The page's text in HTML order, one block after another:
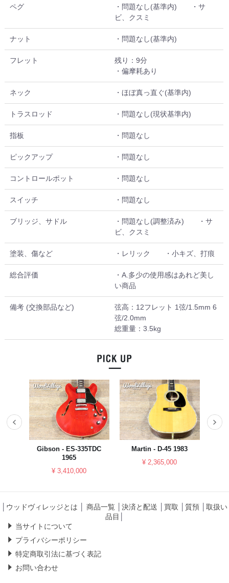
ペグ
・問題なし(基準内) ・サ
ビ、クスミ
ナット ・問題なし(基準内)
フレット
残り：9分
・偏摩耗あり
ネック ・ほぼ真っ直ぐ(基準内)
トラスロッド ・問題なし(現状基準内)
指板 ・問題なし
ピックアップ ・問題なし
コントロールポット ・問題なし
スイッチ ・問題なし
ブリッジ、サドル
・問題なし(調整済み) ・サ
ビ、クスミ
塗装、傷など ・レリック ・小キズ、打痕
総合評価
・A.多少の使用感はあれど美し
い商品
備考 (交換部品など)
弦高：12フレット 1弦/1.5mm 6
弦/2.0mm
総重量：3.5kg
Gibson - ES-335TDC
1965
¥ 3,410,000
Martin - D-45 1983
¥ 2,365,000
ウッドヴィレッジとは 商品一覧 決済と配送 買取 質預
取扱い
品目
当サイトについて
プライバシーポリシー
特定商取引法に基づく表記
お問い合わせ